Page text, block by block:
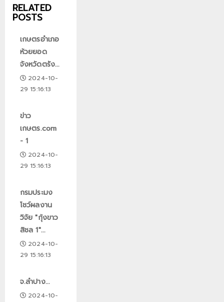
RELATED
POSTS
เกษตรอำเภอ
ห้วยยอด
จังหวัดตรัง...
2024-10-
29 15:16:13
ข่าว
เกษตร.com
- 1
2024-10-
29 15:16:13
กรมประมง
โชว์ผลงาน
วิจัย "กุ้งขาว
สิชล 1"...
2024-10-
29 15:16:13
จ.ลำปาง...
2024-10-